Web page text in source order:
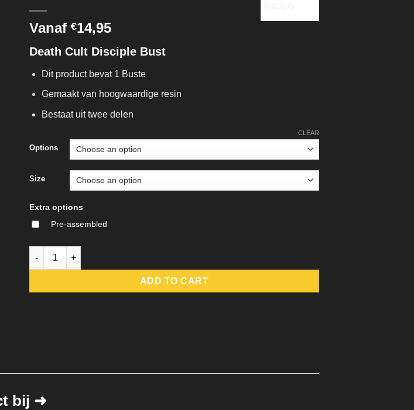
Vanaf €14,95
Death Cult Disciple Bust
Dit product bevat 1 Buste
Gemaakt van hoogwaardige resin
Bestaat uit twee delen
Options
Size
CLEAR
Extra options
Pre-assembled
Death Cult Disciple Bust quantity
ADD TO CART
bij ➜